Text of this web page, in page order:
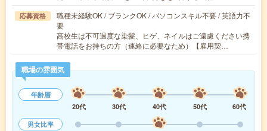
応募資格
職種未経験OK / ブランクOK / パソコンスキル不要 / 英語力不
要
高校生は不可過度な染髪、ヒゲ、ネイルはご遠慮ください携
帯電話をお持ちの方（連絡に必要なため）【雇用契…
職場の雰囲気
年齢層
20代
30代 40代 50代
60代
男女比率